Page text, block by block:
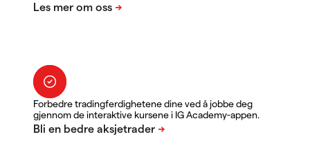
Forbedre tradingferdighetene dine ved å jobbe deg
gjennom de interaktive kursene i IG Academy-appen.